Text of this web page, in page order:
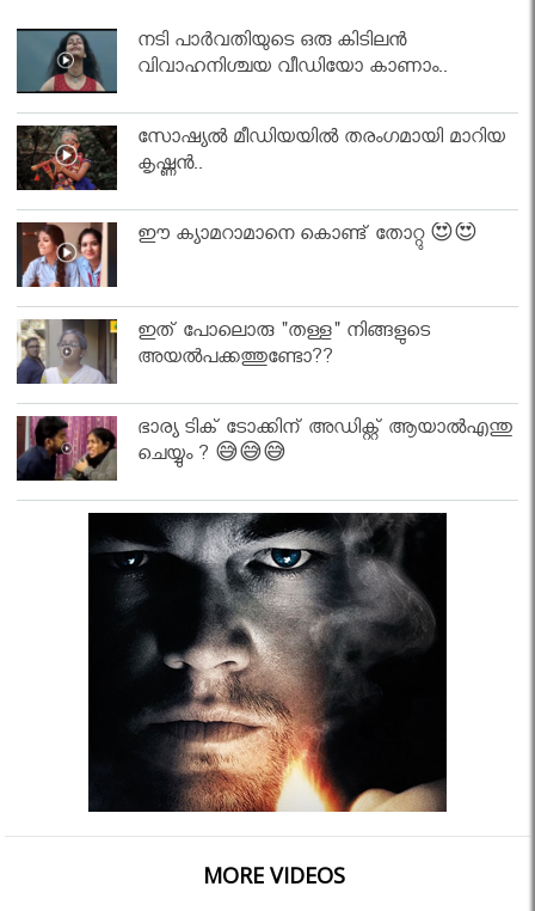
നടി പാർവതിയുടെ ഒരു കിടിലൻ
വിവാഹനിശ്ചയ വീഡിയോ കാണാം..
സോഷ്യൽ മീഡിയയിൽ തരംഗമായി മാറിയ
കൃഷ്ണൻ..
ഈ ക്യാമറാമാനെ കൊണ്ട് തോറ്റു 😍😍
ഇത് പോലൊരു "തള്ള" നിങ്ങളുടെ
അയല്‍പക്കത്തുണ്ടോ??
ഭാര്യ ടിക് ടോക്കിന് അഡിക്റ്റ് ആയാൽഎന്തു
ചെയ്യും ? 😅😅😅
MORE VIDEOS